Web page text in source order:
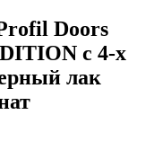
Doors
с 4-х
лак